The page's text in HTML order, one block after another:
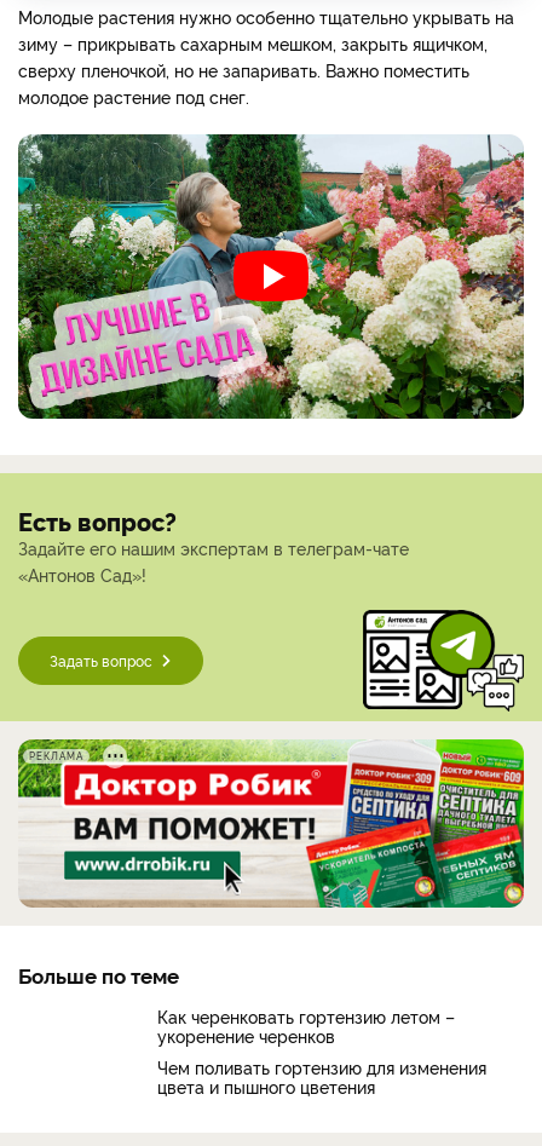
Совет
Взрослые цветущие растения (с 3 года) хорошо зимуют в
обычные зимы (в суровые подмерзают). Молодые гортензии
Молодые растения нужно особенно тщательно укрывать на
зиму – прикрывать сахарным мешком, закрыть ящичком,
сверху пленочкой, но не запаривать. Важно поместить
молодое растение под снег.
Есть вопрос?
Задайте его нашим экспертам в телеграм-чате
«Антонов Сад»!
Задать вопрос